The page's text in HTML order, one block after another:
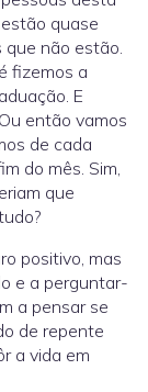
quase
não estão.
fizemos a
E
então vamos
de cada
do mês. Sim,
que
positivo, mas
e a perguntar-
a pensar se
de repente
a vida em